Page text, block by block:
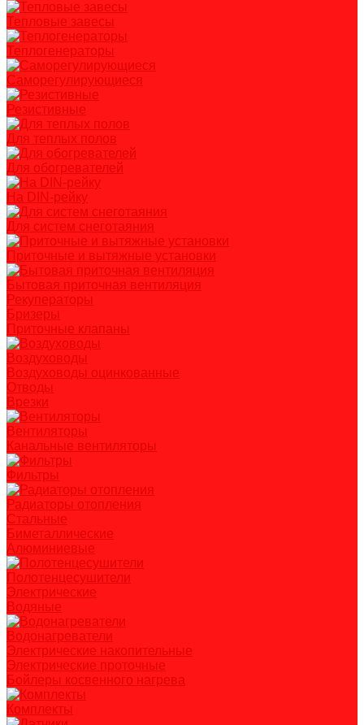
Тепловые завесы
Теплогенераторы
Саморегулирующиеся
Резистивные
Для теплых полов
Для обогревателей
На DIN-рейку
Для систем снеготаяния
Приточные и вытяжные установки
Бытовая приточная вентиляция
Рекуператоры
Бризеры
Приточные клапаны
Воздуховоды
Воздуховоды оцинкованные
Отводы
Врезки
Вентиляторы
Канальные вентиляторы
Фильтры
Радиаторы отопления
Стальные
Биметаллические
Алюминиевые
Полотенцесушители
Электрические
Водяные
Водонагреватели
Электрические накопительные
Электрические проточные
Бойлеры косвенного нагрева
Комплекты